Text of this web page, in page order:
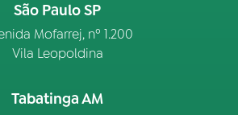
São Paulo SP
Mofarrej, nº 1.200
Vila Leopoldina
Tabatinga AM